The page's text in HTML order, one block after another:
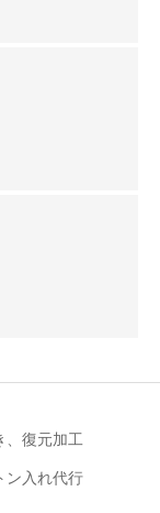
、復元加工
ン入れ代行